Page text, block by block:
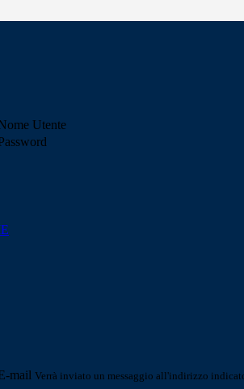
Utente
mail Verrà inviato un messaggio all'indirizzo